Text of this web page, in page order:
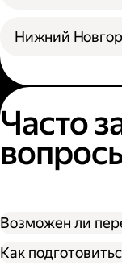
Нижний
Часто
Возможен ли
Как